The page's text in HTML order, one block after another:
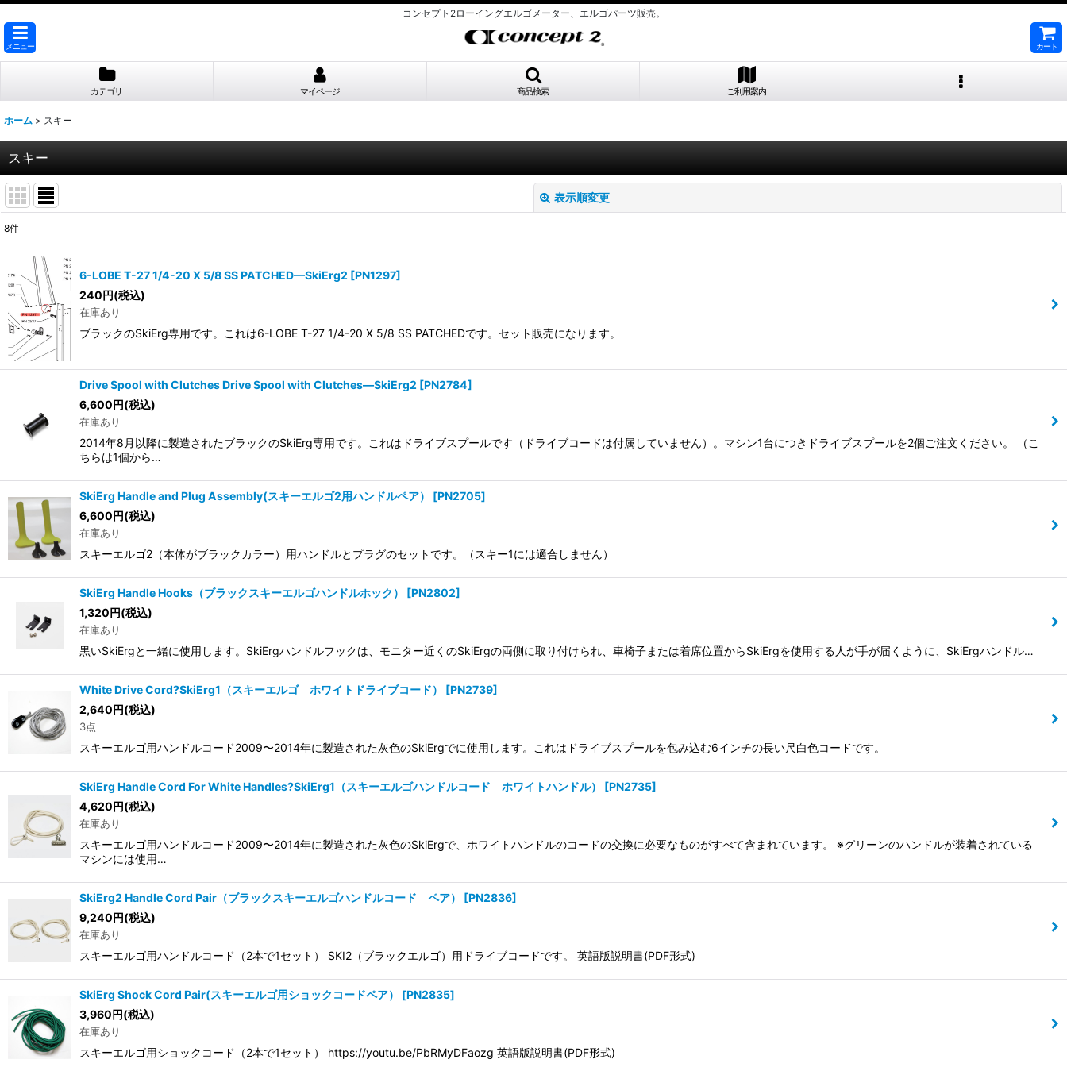
コンセプト2ローイングエルゴメーター、エルゴパーツ販売。
メニュー カート
カテゴリ マイページ 商品検索 ご利用案内
ホーム > スキー
スキー
表示順変更
並び順:
絞り込む
8件
6-LOBE T-27 1/4-20 X 5/8 SS PATCHED—SkiErg2 [PN1297]
240円(税込)
在庫あり
ブラックのSkiErg専用です。これは6-LOBE T-27 1/4-20 X 5/8 SS PATCHEDです。セット販売になります。
Drive Spool with Clutches Drive Spool with Clutches—SkiErg2 [PN2784]
6,600円(税込)
在庫あり
2014年8月以降に製造されたブラックのSkiErg専用です。これはドライブスプールです（ドライブコードは付属していません）。マシン1台につきドライブスプールを2個ご注文ください。 （こ
ちらは1個から…
SkiErg Handle and Plug Assembly(スキーエルゴ2用ハンドルペア） [PN2705]
6,600円(税込)
在庫あり
スキーエルゴ2（本体がブラックカラー）用ハンドルとプラグのセットです。（スキー1には適合しません）
SkiErg Handle Hooks（ブラックスキーエルゴハンドルホック） [PN2802]
1,320円(税込)
在庫あり
黒いSkiErgと一緒に使用します。SkiErgハンドルフックは、モニター近くのSkiErgの両側に取り付けられ、車椅子または着席位置からSkiErgを使用する人が手が届くように、SkiErgハンドル…
White Drive Cord?SkiErg1（スキーエルゴ ホワイトドライブコード） [PN2739]
2,640円(税込)
3点
スキーエルゴ用ハンドルコード2009〜2014年に製造された灰色のSkiErgでに使用します。これはドライブスプールを包み込む6インチの長い尺白色コードです。
SkiErg Handle Cord For White Handles?SkiErg1（スキーエルゴハンドルコード ホワイトハンドル） [PN2735]
4,620円(税込)
在庫あり
スキーエルゴ用ハンドルコード2009〜2014年に製造された灰色のSkiErgで、ホワイトハンドルのコードの交換に必要なものがすべて含まれています。 ※グリーンのハンドルが装着されている
マシンには使用…
SkiErg2 Handle Cord Pair（ブラックスキーエルゴハンドルコード ペア） [PN2836]
9,240円(税込)
在庫あり
スキーエルゴ用ハンドルコード（2本で1セット） SKI2（ブラックエルゴ）用ドライブコードです。 英語版説明書(PDF形式)
SkiErg Shock Cord Pair(スキーエルゴ用ショックコードペア） [PN2835]
3,960円(税込)
在庫あり
スキーエルゴ用ショックコード（2本で1セット） https://youtu.be/PbRMyDFaozg 英語版説明書(PDF形式)